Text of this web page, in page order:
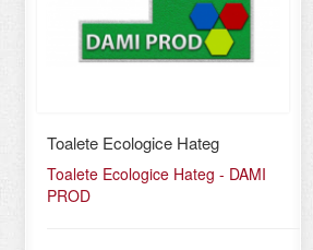
Toalete Ecologice Hateg
Toalete Ecologice Hateg - DAMI
PROD